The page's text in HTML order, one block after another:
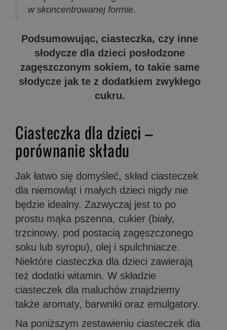
w skoncentrowanej formie.
Podsumowując, ciasteczka, czy inne
słodycze dla dzieci posłodzone
zagęszczonym sokiem, to takie same
słodycze jak te z dodatkiem zwykłego
cukru.
Ciasteczka dla dzieci –
porównanie składu
Jak łatwo się domyśleć, skład ciasteczek
dla niemowląt i małych dzieci nigdy nie
będzie idealny. Zazwyczaj jest to po
prostu mąka pszenna, cukier (biały,
trzcinowy, pod postacią zagęszczonego
soku lub syropu), olej i spulchniacze.
Niektóre ciasteczka dla dzieci zawierają
też dodatki witamin. W składzie
ciasteczek dla maluchów znajdziemy
także aromaty, barwniki oraz emulgatory.
Na poniższym zestawieniu ciasteczek dla